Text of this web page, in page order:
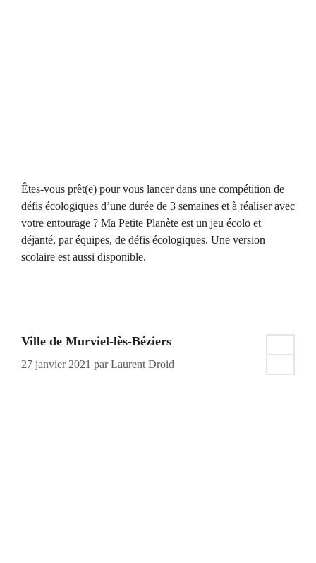
Êtes-vous prêt(e) pour vous lancer dans une compétition de
défis écologiques d’une durée de 3 semaines et à réaliser avec
votre entourage ? Ma Petite Planète est un jeu écolo et
déjanté, par équipes, de défis écologiques. Une version
scolaire est aussi disponible.
Ville de Murviel-lès-Béziers
27 janvier 2021 parLaurent Droid